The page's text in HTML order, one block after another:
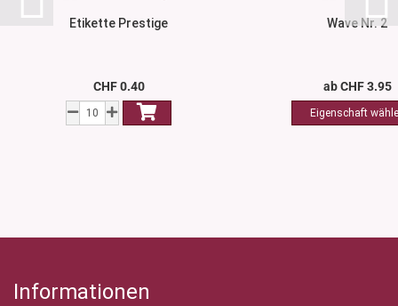
Etikette Prestige
CHF 0.40
Wave Nr. 2
ab CHF 3.95
Informationen